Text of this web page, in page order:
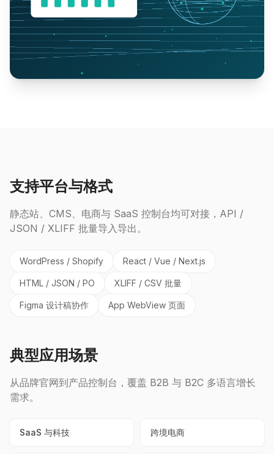
支持平台与格式
静态站、CMS、电商与 SaaS 控制台均可对接，API /
JSON / XLIFF 批量导入导出。
WordPress / Shopify React / Vue / Next.js
HTML / JSON / PO XLIFF / CSV 批量
Figma 设计稿协作 App WebView 页面
典型应用场景
从品牌官网到产品控制台，覆盖 B2B 与 B2C 多语言增长
需求。
SaaS 与科技 跨境电商